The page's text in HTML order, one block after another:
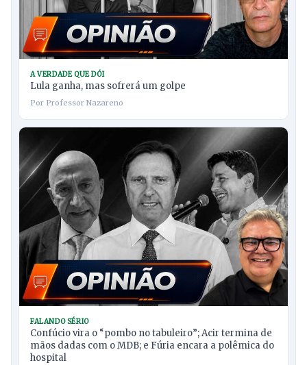
A VERDADE QUE DÓI
Lula ganha, mas sofrerá um golpe
Por Professor Nazareno
FALANDO SÉRIO
Confúcio vira o “pombo no tabuleiro”; Acir termina de
mãos dadas com o MDB; e Fúria encara a polêmica do
hospital